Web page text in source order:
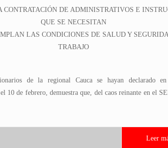
DE ADMINISTRATIVOS E
QUE SE NECESITAN
LAS CONDICIONES DE SALUD Y
TRABAJO
de la regional Cauca se hayan declarado en
el 10 de febrero, demuestra que, del caos reinante en el
Leer